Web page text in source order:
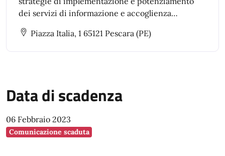
dei servizi di informazione e accoglienza
turistica, pianificazione, progettazione e
attuazione di progetti di promozione turistica
Piazza Italia, 1 65121 Pescara (PE)
Data di scadenza
06 Febbraio 2023
Comunicazione scaduta